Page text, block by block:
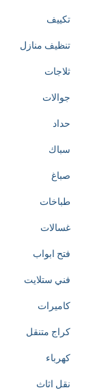
تكييف
تنظيف منازل
ثلاجات
جوالات
حداد
سباك
صباغ
طباخات
غسالات
فتح ابواب
فني ستلايت
كاميرات
كراج متنقل
كهرباء
نقل اثاث